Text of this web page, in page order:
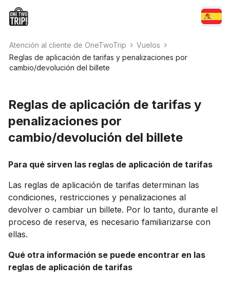
Atención al cliente de OneTwoTrip
Vuelos
Reglas de aplicación de tarifas y penalizaciones por
cambio/devolución del billete
Reglas de aplicación de tarifas y
penalizaciones por
cambio/devolución del billete
Para qué sirven las reglas de aplicación de tarifas
Las reglas de aplicación de tarifas determinan las
condiciones, restricciones y penalizaciones al
devolver o cambiar un billete. Por lo tanto, durante el
proceso de reserva, es necesario familiarizarse con
ellas.
Qué otra información se puede encontrar en las
reglas de aplicación de tarifas